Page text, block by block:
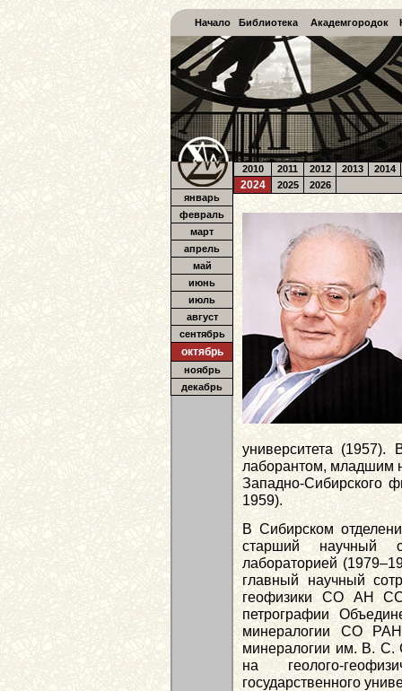
Начало Библиотека Академгородок
январь
февраль
март
апрель
май
июнь
июль
август
сентябрь
октябрь
ноябрь
декабрь
2010 2011 2012 2013 2014
2024 2025 2026
университета
лаборантом, младшим
Западно-Сибирского
1959).
В Сибирском
старший научный
лабораторией
главный научный
геофизики СО АН
петрографии
минералогии СО
минералогии им. В.
на геолого-
государственного